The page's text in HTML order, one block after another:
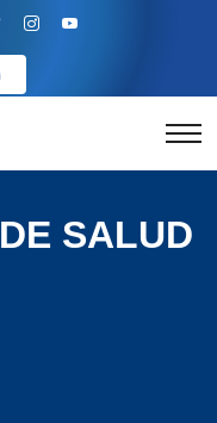
SALUD